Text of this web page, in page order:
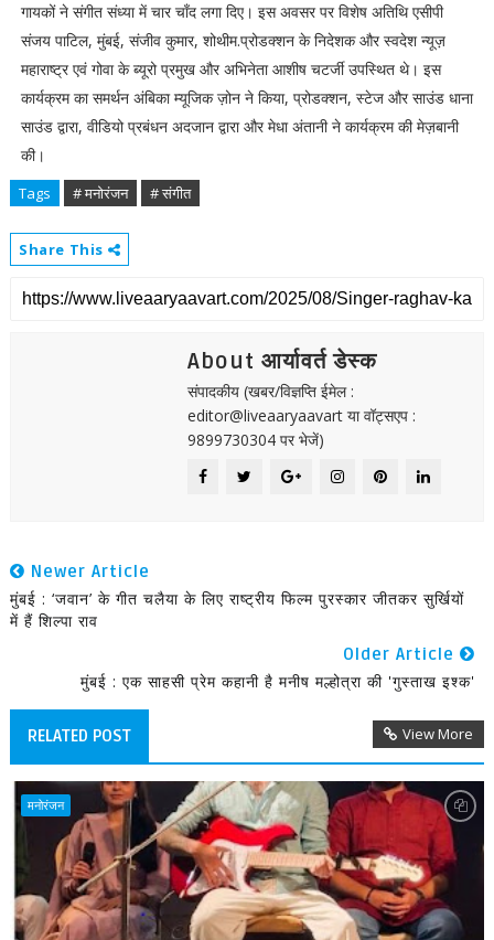
गायकों ने संगीत संध्या में चार चाँद लगा दिए। इस अवसर पर विशेष अतिथि एसीपी
संजय पाटिल, मुंबई, संजीव कुमार, शोथीम.प्रोडक्शन के निदेशक और स्वदेश न्यूज़
महाराष्ट्र एवं गोवा के ब्यूरो प्रमुख और अभिनेता आशीष चटर्जी उपस्थित थे। इस
कार्यक्रम का समर्थन अंबिका म्यूजिक ज़ोन ने किया, प्रोडक्शन, स्टेज और साउंड धाना
साउंड द्वारा, वीडियो प्रबंधन अदजान द्वारा और मेधा अंतानी ने कार्यक्रम की मेज़बानी
की।
Tags # मनोरंजन # संगीत
Share This
About आर्यावर्त डेस्क
संपादकीय (खबर/विज्ञप्ति ईमेल :
editor@liveaaryaavart या वॉट्सएप :
9899730304 पर भेजें)
Newer Article
मुंबई : ‘जवान’ के गीत चलैया के लिए राष्ट्रीय फिल्म पुरस्कार जीतकर सुर्खियों
में हैं शिल्पा राव
Older Article
मुंबई : एक साहसी प्रेम कहानी है मनीष मल्होत्रा की 'गुस्ताख इश्क'
RELATED POST View More
मनोरंजन